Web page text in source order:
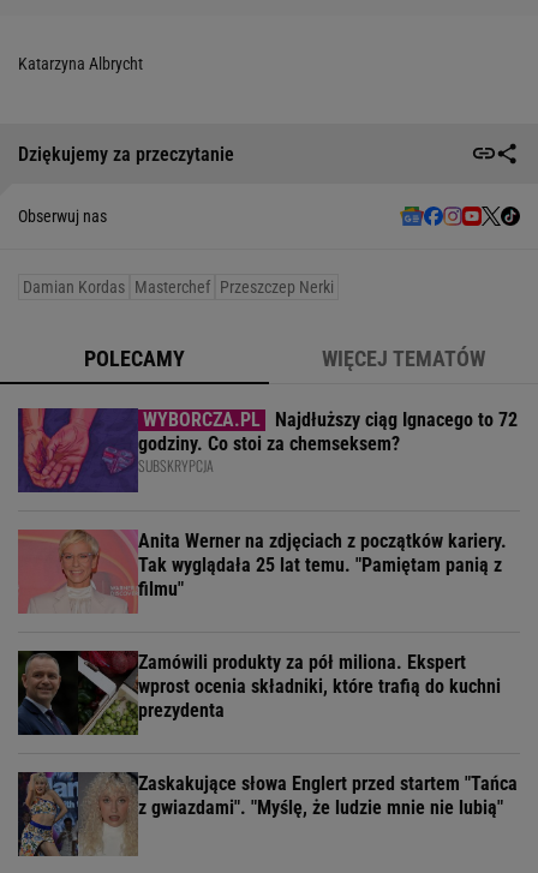
Katarzyna Albrycht
Dziękujemy za przeczytanie
Obserwuj nas
Damian Kordas Masterchef Przeszczep Nerki
POLECAMY WIĘCEJ TEMATÓW
Najdłuższy ciąg Ignacego to 72
godziny. Co stoi za chemseksem?
SUBSKRYPCJA
Anita Werner na zdjęciach z początków kariery.
Tak wyglądała 25 lat temu. "Pamiętam panią z
filmu"
Zamówili produkty za pół miliona. Ekspert
wprost ocenia składniki, które trafią do kuchni
prezydenta
Zaskakujące słowa Englert przed startem "Tańca
z gwiazdami". "Myślę, że ludzie mnie nie lubią"